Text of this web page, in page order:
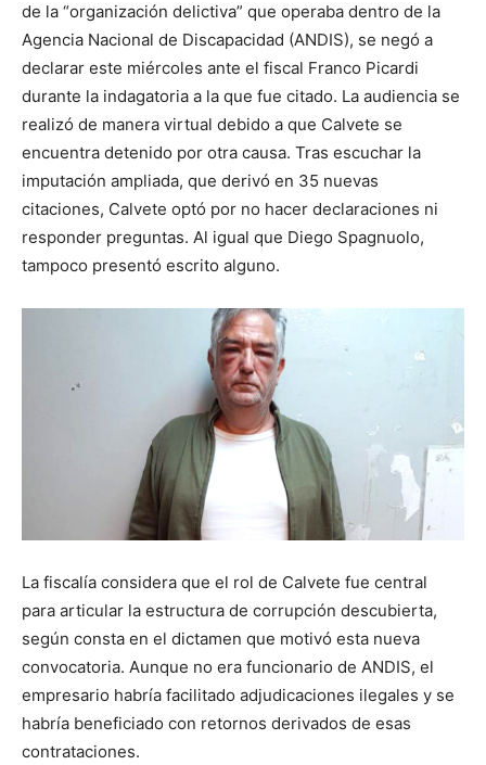
de la “organización delictiva” que operaba dentro de la
Agencia Nacional de Discapacidad (ANDIS), se negó a
declarar este miércoles ante el fiscal Franco Picardi
durante la indagatoria a la que fue citado. La audiencia se
realizó de manera virtual debido a que Calvete se
encuentra detenido por otra causa. Tras escuchar la
imputación ampliada, que derivó en 35 nuevas
citaciones, Calvete optó por no hacer declaraciones ni
responder preguntas. Al igual que Diego Spagnuolo,
tampoco presentó escrito alguno.
La fiscalía considera que el rol de Calvete fue central
para articular la estructura de corrupción descubierta,
según consta en el dictamen que motivó esta nueva
convocatoria. Aunque no era funcionario de ANDIS, el
empresario habría facilitado adjudicaciones ilegales y se
habría beneficiado con retornos derivados de esas
contrataciones.